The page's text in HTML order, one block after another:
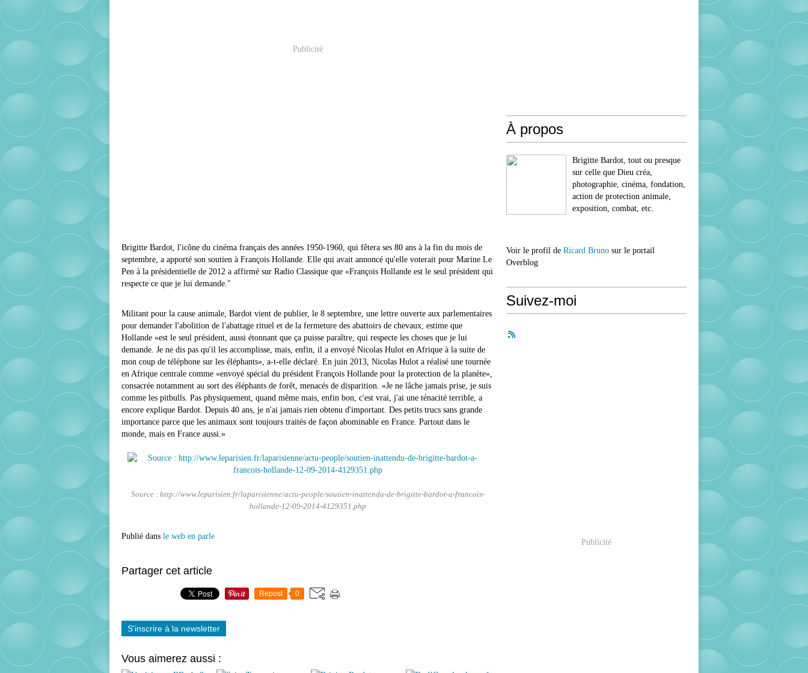
Publicité
Brigitte Bardot, l'icône du cinéma français des années 1950-1960, qui fêtera ses 80 ans à la fin du mois de
septembre, a apporté son soutien à François Hollande. Elle qui avait annoncé qu'elle voterait pour Marine Le
Pen à la présidentielle de 2012 a affirmé sur Radio Classique que «François Hollande est le seul président qui
respecte ce que je lui demande."
Militant pour la cause animale, Bardot vient de publier, le 8 septembre, une lettre ouverte aux parlementaires
pour demander l'abolition de l'abattage rituel et de la fermeture des abattoirs de chevaux, estime que
Hollande «est le seul président, aussi étonnant que ça puisse paraître, qui respecte les choses que je lui
demande. Je ne dis pas qu'il les accomplisse, mais, enfin, il a envoyé Nicolas Hulot en Afrique à la suite de
mon coup de téléphone sur les éléphants», a-t-elle déclaré. En juin 2013, Nicolas Hulot a réalisé une tournée
en Afrique centrale comme «envoyé spécial du président François Hollande pour la protection de la planète»,
consacrée notamment au sort des éléphants de forêt, menacés de disparition. «Je ne lâche jamais prise, je suis
comme les pitbulls. Pas physiquement, quand même mais, enfin bon, c'est vrai, j'ai une ténacité terrible, a
encore explique Bardot. Depuis 40 ans, je n'ai jamais rien obtenu d'important. Des petits trucs sans grande
importance parce que les animaux sont toujours traités de façon abominable en France. Partout dans le
monde, mais en France aussi.»
Source : http://www.leparisien.fr/laparisienne/actu-people/soutien-inattendu-de-brigitte-bardot-a-francois-
hollande-12-09-2014-4129351.php
Publié dans le web en parle
Partager cet article
Repost 0
S'inscrire à la newsletter
Vous aimerez aussi :
À propos
Brigitte Bardot, tout ou presque
sur celle que Dieu créa,
photographie, cinéma, fondation,
action de protection animale,
exposition, combat, etc.
Voir le profil de Ricard Bruno sur le portail
Overblog
Suivez-moi
Publicité